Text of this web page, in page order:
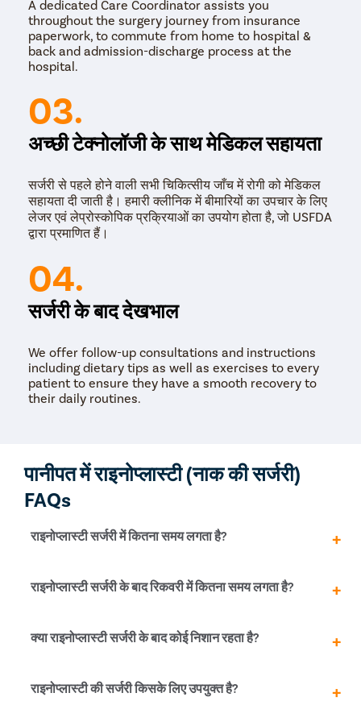
A dedicated Care Coordinator assists you
throughout the surgery journey from insurance
paperwork, to commute from home to hospital &
back and admission-discharge process at the
hospital.
03.
अच्छी टेक्नोलॉजी के साथ मेडिकल सहायता
सर्जरी से पहले होने वाली सभी चिकित्सीय जाँच में रोगी को मेडिकल
सहायता दी जाती है। हमारी क्लीनिक में बीमारियों का उपचार के लिए
लेजर एवं लेप्रोस्कोपिक प्रक्रियाओं का उपयोग होता है, जो USFDA
द्वारा प्रमाणित हैं।
04.
सर्जरी के बाद देखभाल
We offer follow-up consultations and instructions
including dietary tips as well as exercises to every
patient to ensure they have a smooth recovery to
their daily routines.
पानीपत में राइनोप्लास्टी (नाक की सर्जरी)
FAQs
राइनोप्लास्टी सर्जरी में कितना समय लगता है?
राइनोप्लास्टी सर्जरी में आमतौर पर 1.5 से 3 घंटे का समय लगता है, यह
राइनोप्लास्टी सर्जरी के बाद रिकवरी में कितना समय लगता है?
अधिकतर लोग 1-2 हफ्तों में सामान्य गतिविधियां शुरू कर सकते हैं। पूरी
क्या राइनोप्लास्टी सर्जरी के बाद कोई निशान रहता है?
नहीं, आधुनिक तकनीकों में निशान बहुत कम या बिल्कुल भी नहीं रहते।
क्लोज़्ड राइनोप्लास्टी में सभी चीरे नाक के अंदर दिए जाते हैं।
राइनोप्लास्टी की सर्जरी किसके लिए उपयुक्त है?